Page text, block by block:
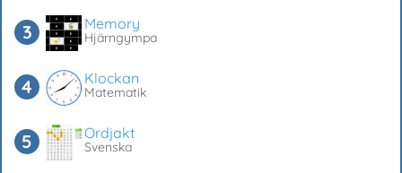
Memory
Hjärngympa
Klockan
Matematik
Ordjakt
Svenska